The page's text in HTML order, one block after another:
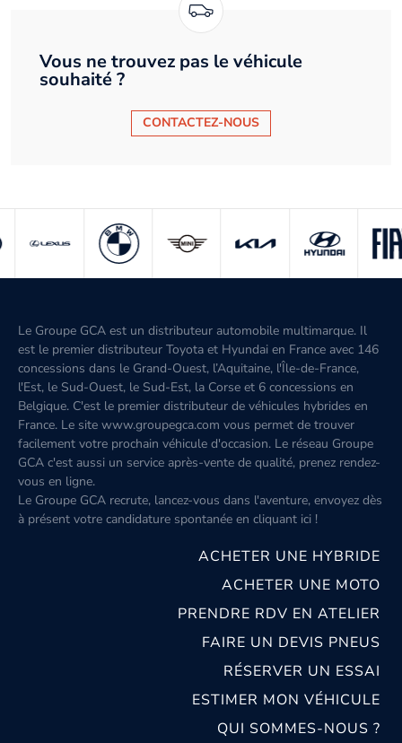
Vous ne trouvez pas le véhicule
souhaité ?
CONTACTEZ-NOUS
Le Groupe GCA est un distributeur automobile multimarque. Il
est le premier distributeur Toyota et Hyundai en France avec 146
concessions dans le Grand-Ouest, l’Aquitaine, l'Île-de-France,
l'Est, le Sud-Ouest, le Sud-Est, la Corse et 6 concessions en
Belgique. C'est le premier distributeur de véhicules hybrides en
France. Le site www.groupegca.com vous permet de trouver
facilement votre prochain véhicule d'occasion. Le réseau Groupe
GCA c'est aussi un service après-vente de qualité, prenez rendez-
vous en ligne.
Le Groupe GCA recrute, lancez-vous dans l'aventure, envoyez dès
à présent votre candidature spontanée en cliquant ici !
ACHETER UNE HYBRIDE
ACHETER UNE MOTO
PRENDRE RDV EN ATELIER
FAIRE UN DEVIS PNEUS
RÉSERVER UN ESSAI
ESTIMER MON VÉHICULE
QUI SOMMES-NOUS ?